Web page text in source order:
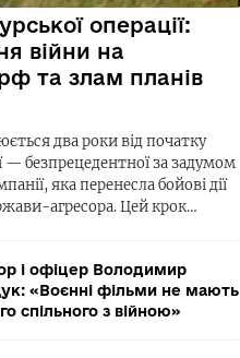
операції:
війни на
та злам планів
два роки від початку
— безпрецедентної за задумом
яка перенесла бойові дії
агресора. Цей крок…
і офіцер Володимир
«Воєнні фільми не мають
спільного з війною»